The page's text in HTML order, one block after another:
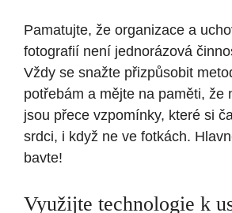
Pamatujte, že organizace a
fotografií není jednorázová
Vždy se snažte přizpůsobit
potřebám a mějte na paměti, že
jsou přece vzpomínky, které si
srdci, i když ne ve fotkách.
bavte!
Využijte technologie k